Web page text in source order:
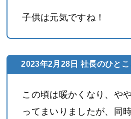
子供は元気ですね！
2023年2月28日 社長のひとこ
この頃は暖かくなり、や
ってまいりましたが、同